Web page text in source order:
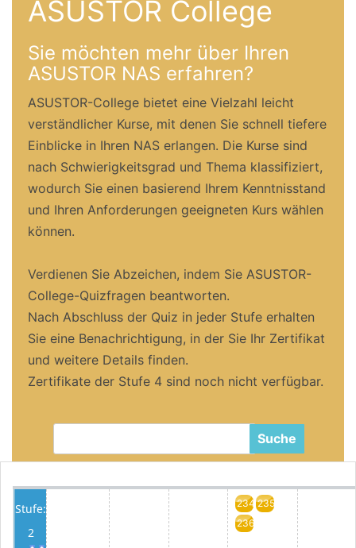
ASUSTOR College
Sie möchten mehr über Ihren
ASUSTOR NAS erfahren?
ASUSTOR-College bietet eine Vielzahl leicht
verständlicher Kurse, mit denen Sie schnell tiefere
Einblicke in Ihren NAS erlangen. Die Kurse sind
nach Schwierigkeitsgrad und Thema klassifiziert,
wodurch Sie einen basierend Ihrem Kenntnisstand
und Ihren Anforderungen geeigneten Kurs wählen
können.
Verdienen Sie Abzeichen, indem Sie ASUSTOR-
College-Quizfragen beantworten.
Nach Abschluss der Quiz in jeder Stufe erhalten
Sie eine Benachrichtigung, in der Sie Ihr Zertifikat
und weitere Details finden.
Zertifikate der Stufe 4 sind noch nicht verfügbar.
Suche
Stufe:
2
234 235
236